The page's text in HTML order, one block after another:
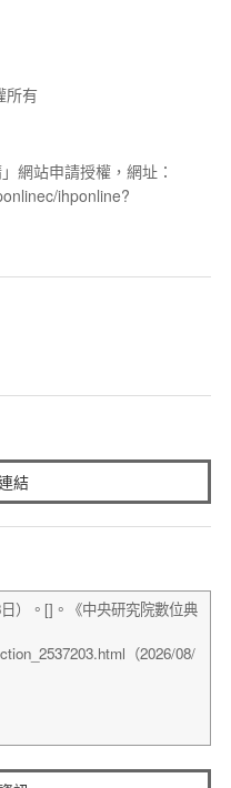
所有
網站申請授權，網址：
ihponline?
結